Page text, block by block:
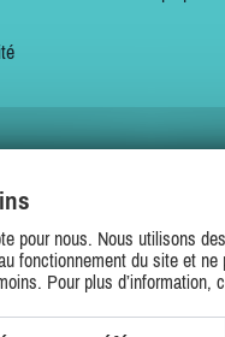
pour nous. Nous utilisons
fonctionnement du site et
Pour plus d’information,